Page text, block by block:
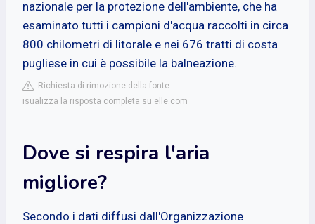
nazionale per la protezione dell'ambiente, che ha
esaminato tutti i campioni d'acqua raccolti in circa
800 chilometri di litorale e nei 676 tratti di costa
pugliese in cui è possibile la balneazione.
Richiesta di rimozione della fonte
isualizza la risposta completa su elle.com
Dove si respira l'aria
migliore?
Secondo i dati diffusi dall'Organizzazione